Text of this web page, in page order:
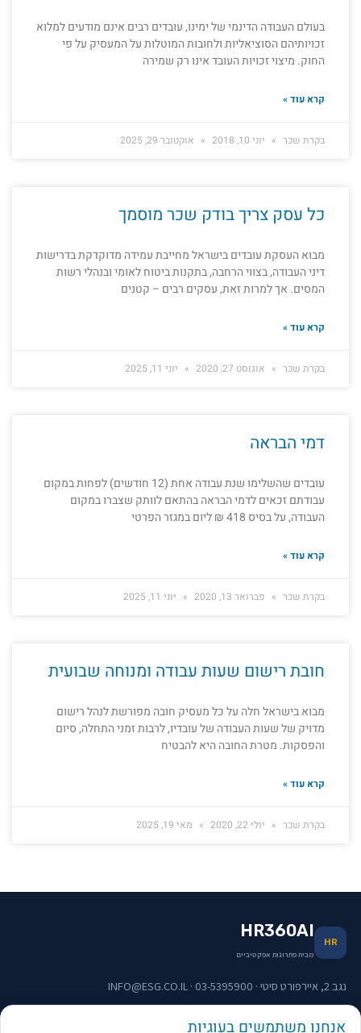
בעולם העבודה הדינמי של ימינו, עובדים רבים אינם מודעים למלוא
זכויותיהם הסוציאליות ולחובות המוטלות על המעסיק על פי
החוק. מיצוי זכויות העובד אינו רק שמירה
קרא עוד »
בקרת שכר יוני 10, 2018 אוקטובר 29, 2025
כל עסק צריך בודק שכר מוסמך
מבוא העסקת עובדים בישראל מחייבת עמידה מדוקדקת בדרישות
דיני העבודה, בצווי הרחבה, בתקנות ביטוח לאומי ובנהלי רשות
המסים. אך למרות זאת, עסקים רבים – קטנים
קרא עוד »
בקרת שכר אוגוסט 27, 2020 יוני 11, 2025
דמי הבראה
עובדים שהשלימו שנת עבודה אחת (12 חודשים) לפחות במקום
עבודתם זכאים לדמי הבראה בהתאם לוותק שצברו במקום
העבודה, על בסיס 418 ₪ ליום במגזר הפרטי
קרא עוד »
בקרת שכר פברואר 13, 2020 יוני 11, 2025
חובת רישום שעות עבודה ומנוחה שבועית
מבוא בישראל חלה על כל מעסיק חובה מפורשת לנהל רישום
מדויק של שעות העבודה של עובדיו, לרבות זמני התחלה, סיום
והפסקות. מטרת החובה היא להבטיח
קרא עוד »
בקרת שכר יולי 22, 2020 מאי 19, 2025
HR
HR360AI
מבית פתרונות אפקטיביים
נגב 2, איירפורט סיטי · 03-5395900 · INFO@ESG.CO.IL
אנחנו משתמשים בעוגיות